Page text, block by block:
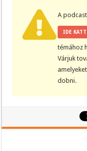
A
IDE
témához
Várjuk
dobni.